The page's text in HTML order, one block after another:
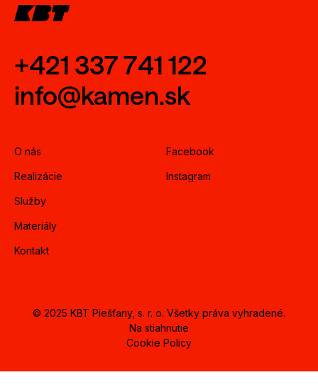
+421 337 741 122
info@kamen.sk
O nás
Realizácie
Služby
Materiály
Kontakt
Facebook
Instagram
© 2025 KBT Piešťany, s. r. o. Všetky práva vyhradené.
Na stiahnutie
Cookie Policy